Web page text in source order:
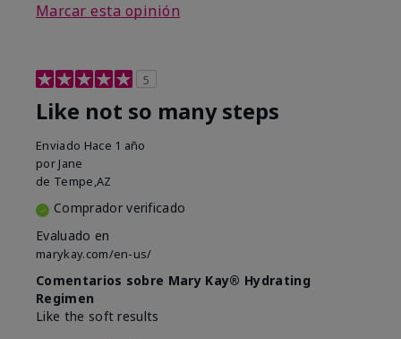
Marcar esta opinión
5
Like not so many steps
Enviado Hace 1 año
por Jane
de Tempe,AZ
Comprador verificado
Evaluado en
marykay.com/en-us/
Comentarios sobre Mary Kay® Hydrating
Regimen
Like the soft results